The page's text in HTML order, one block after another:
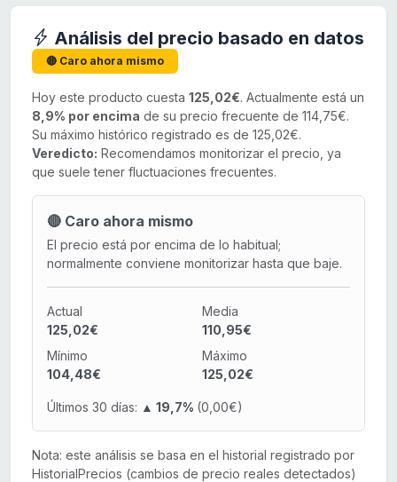
Análisis del precio basado en datos
🔴 Caro ahora mismo
Hoy este producto cuesta 125,02€. Actualmente está un
8,9% por encima de su precio frecuente de 114,75€.
Su máximo histórico registrado es de 125,02€.
Veredicto: Recomendamos monitorizar el precio, ya
que suele tener fluctuaciones frecuentes.
🔴 Caro ahora mismo
El precio está por encima de lo habitual;
normalmente conviene monitorizar hasta que baje.
Actual
125,02€
Media
110,95€
Mínimo
104,48€
Máximo
125,02€
Últimos 30 días: ▲ 19,7% (0,00€)
Nota: este análisis se basa en el historial registrado por
HistorialPrecios (cambios de precio reales detectados)